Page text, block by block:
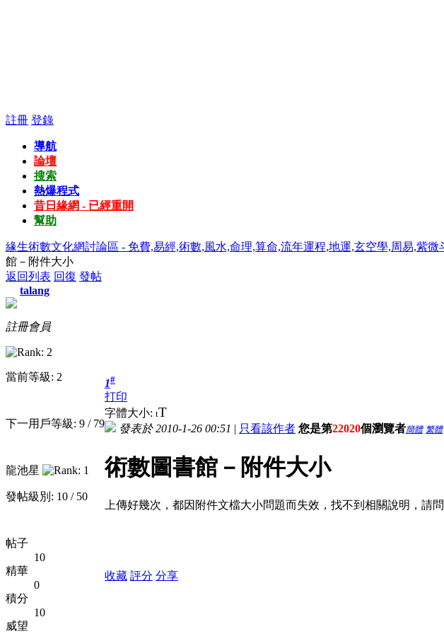
註冊 登錄
導航
論壇
搜索
熱爆程式
昔日緣網 - 已經重開
幫助
緣生術數文化網討論區 - 免費,易經,術數,風水,命理,算命,流年運程,地運,玄空學,周易,紫
館－附件大小
返回列表 回復 發帖
talang
註冊會員
當前等級: 2
下一用戶等級: 9 / 79
龍池星
發帖級別: 10 / 50
帖子
10
精華
0
積分
10
威望
1#
打印
字體大小: tT
發表於 2010-1-26 00:51 | 只看該作者 您是第22020個瀏覽者簡體 繁體
術數圖書館－附件大小
上傳好幾次，都因附件文檔大小問題而失效，找不到相關說明，請
收藏 評分 分享